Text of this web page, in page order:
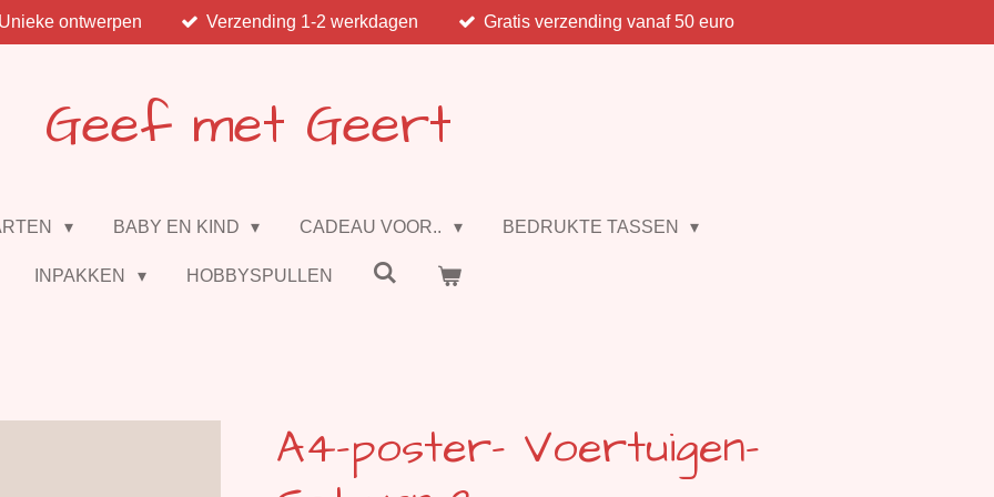
Unieke ontwerpen Verzending 1-2 werkdagen Gratis verzending vanaf 50 euro
Geef met Geert
BABY EN KIND CADEAU VOOR.. BEDRUKTE TASSEN
INPAKKEN HOBBYSPULLEN
A4-poster- Voertuigen-